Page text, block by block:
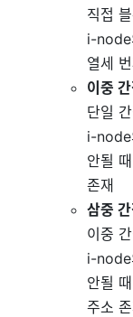
직접
i-node
열세
이중
단일
i-node
안될
존재
삼중
이중
i-node
안될
주소